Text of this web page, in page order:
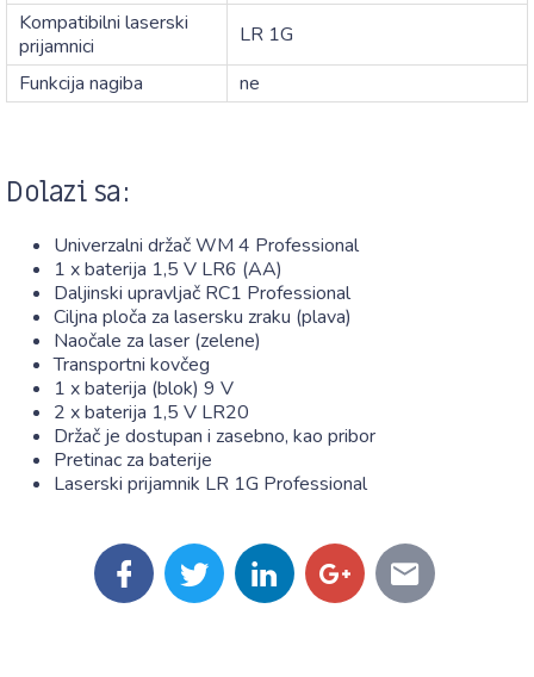
Kompatibilni laserski
prijamnici
LR 1G
Funkcija nagiba
ne
Dolazi sa:
Univerzalni držač WM 4 Professional
1 x baterija 1,5 V LR6 (AA)
Daljinski upravljač RC1 Professional
Ciljna ploča za lasersku zraku (plava)
Naočale za laser (zelene)
Transportni kovčeg
1 x baterija (blok) 9 V
2 x baterija 1,5 V LR20
Držač je dostupan i zasebno, kao pribor
Pretinac za baterije
Laserski prijamnik LR 1G Professional